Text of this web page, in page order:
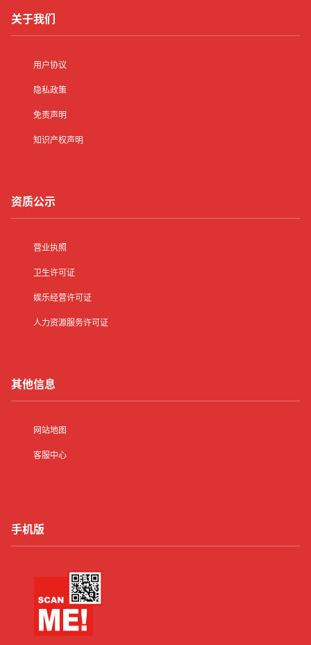
关于我们
用户协议
隐私政策
免责声明
知识产权声明
资质公示
营业执照
卫生许可证
娱乐经营许可证
人力资源服务许可证
其他信息
网站地图
客服中心
手机版